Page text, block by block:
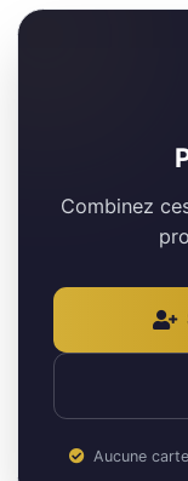
Combinez
Aucune